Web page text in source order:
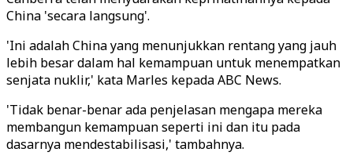
China 'secara langsung'.
'Ini adalah China yang menunjukkan rentang yang jauh
lebih besar dalam hal kemampuan untuk menempatkan
senjata nuklir,' kata Marles kepada ABC News.
'Tidak benar-benar ada penjelasan mengapa mereka
membangun kemampuan seperti ini dan itu pada
dasarnya mendestabilisasi,' tambahnya.